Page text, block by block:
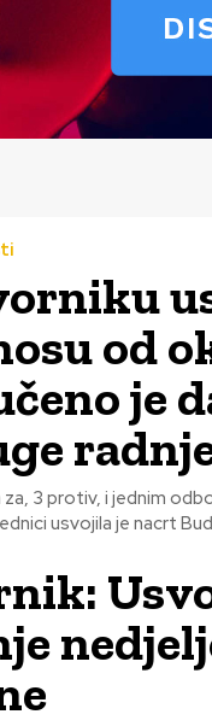
od
je
za, 3 protiv, i jednim
usvojila je nacrt